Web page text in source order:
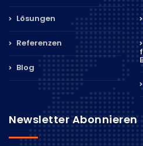
Lösungen
Referenzen
Blog
Newsletter Abonnieren